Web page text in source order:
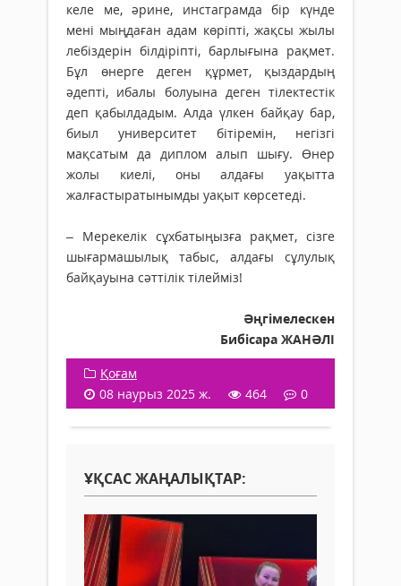
келе ме, әрине, инстаграмда бір күнде
мені мыңдаған адам көріпті, жақсы жылы
лебіздерін білдіріпті, барлығына рақмет.
Бұл өнерге деген құрмет, қыздардың
әдепті, ибалы болуына деген тілектестік
деп қабылдадым. Алда үлкен байқау бар,
биыл университет бітіремін, негізгі
мақсатым да диплом алып шығу. Өнер
жолы киелі, оны алдағы уақытта
жалғастыратынымды уақыт көрсетеді.
– Мерекелік сұхбатыңызға рақмет, сізге
шығармашылық табыс, алдағы сұлулық
бай­қауына сәттілік тілейміз!
Әңгімелескен
Бибісара ЖАНӘЛІ
Қоғам
08 наурыз 2025 ж.
464 0
ҰҚСАС ЖАҢАЛЫҚТАР: